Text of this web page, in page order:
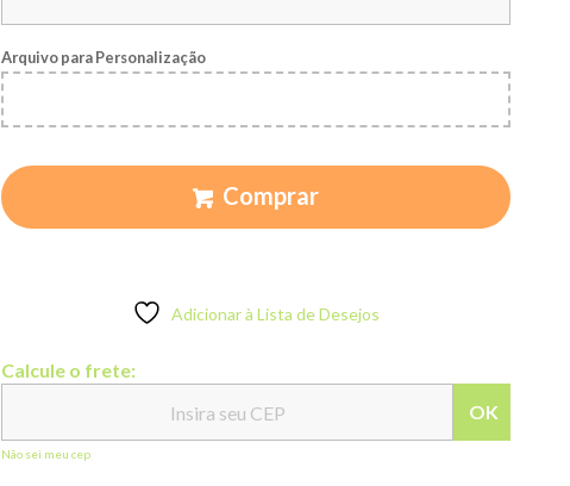
Arquivo para Personalização
Comprar
Adicionar à Lista de Desejos
Calcule o frete:
OK
Não sei meu cep